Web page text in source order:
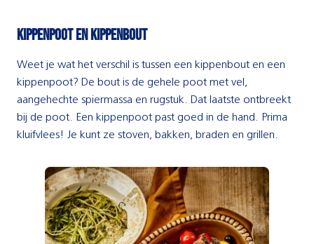
Kippenpoot en kippenbout
Weet je wat het verschil is tussen een kippenbout en een
kippenpoot? De bout is de gehele poot met vel,
aangehechte spiermassa en rugstuk. Dat laatste ontbreekt
bij de poot. Een kippenpoot past goed in de hand. Prima
kluifvlees! Je kunt ze stoven, bakken, braden en grillen.